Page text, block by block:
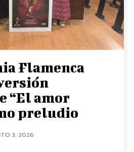
Flamenca
“El amor
preludio
3, 2026